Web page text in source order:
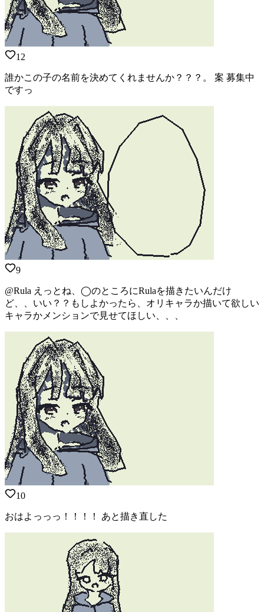
12
誰かこの子の名前を決めてくれませんか？？？。 案 募集中
ですっ
9
@Rula えっとね、◯のところにRulaを描きたいんだけ
ど、、いい？？もしよかったら、オリキャラか描いて欲しい
キャラかメンションで見せてほしい、、、
10
おはよっっっ！！！！ あと描き直した